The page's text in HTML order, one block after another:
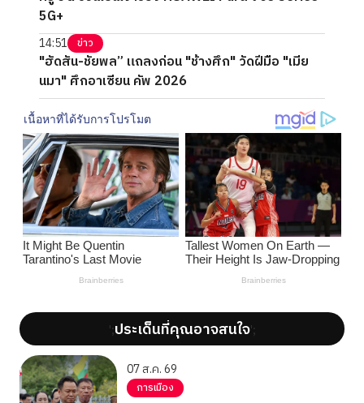
5G+
14:51 ข่าว
"ฮัดสัน-ชัยพล” แถลงก่อน "ช้างศึก" วัดฝีมือ "เมีย
นมา" ศึกอาเซียน คัพ 2026
';ประเด็นที่คุณอาจสนใจ';
07 ส.ค. 69
การเมือง